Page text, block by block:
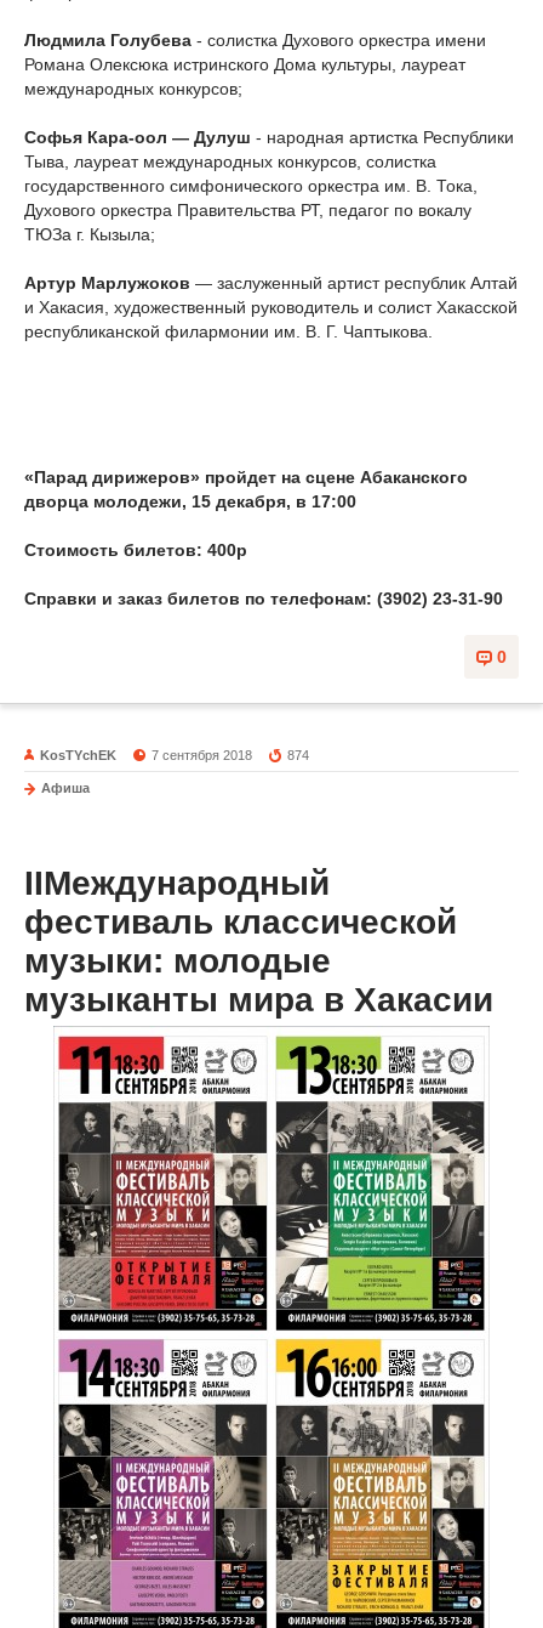
Людмила Голубева - солистка Духового оркестра имени
Романа Олексюка истринского Дома культуры, лауреат
международных конкурсов;
Софья Кара-оол — Дулуш - народная артистка Республики
Тыва, лауреат международных конкурсов, солистка
государственного симфонического оркестра им. В. Тока,
Духового оркестра Правительства РТ, педагог по вокалу
ТЮЗа г. Кызыла;
Артур Марлужоков — заслуженный артист республик Алтай
и Хакасия, художественный руководитель и солист Хакасской
республиканской филармонии им. В. Г. Чаптыкова.
«Парад дирижеров» пройдет на сцене Абаканского
дворца молодежи, 15 декабря, в 17:00
Стоимость билетов: 400р
Справки и заказ билетов по телефонам: (3902) 23-31-90
0
KosTYchEK 7 сентября 2018 874
Афиша
IIМеждународный
фестиваль классической
музыки: молодые
музыканты мира в Хакасии